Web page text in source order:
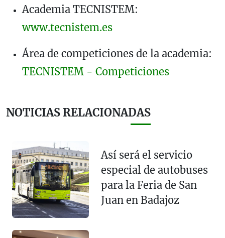
Academia TECNISTEM:
www.tecnistem.es
Área de competiciones de la academia:
TECNISTEM - Competiciones
NOTICIAS RELACIONADAS
Así será el servicio
especial de autobuses
para la Feria de San
Juan en Badajoz